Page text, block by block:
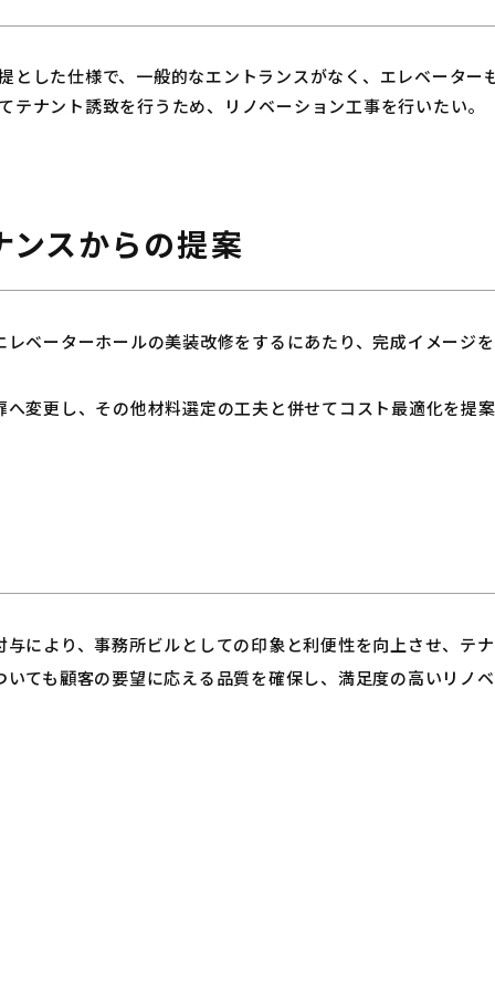
とした仕様で、一般的なエントランスがなく、エレベータ
テナント誘致を行うため、リノベーション工事を行いたい。
ンスからの提案
ベーターホールの美装改修をするにあたり、完成イメージ
変更し、その他材料選定の工夫と併せてコスト最適化を提
により、事務所ビルとしての印象と利便性を向上させ、テ
ても顧客の要望に応える品質を確保し、満足度の高いリノ